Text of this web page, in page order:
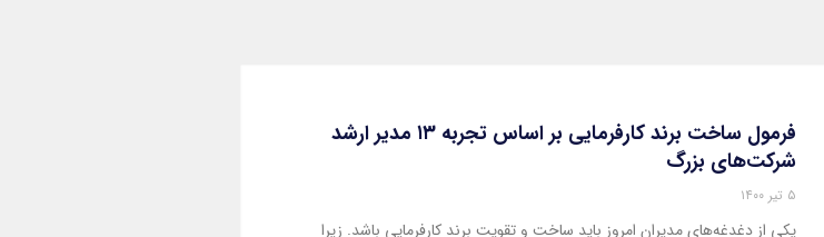
فرمول ساخت برند کارفرمایی بر اساس تجربه ۱۳ مدیر ارشد
شرکت‌های بزرگ
۵ تیر ۱۴۰۰
یکی از دغدغه‌های مدیران امروز باید ساخت و تقویت برند کارفرمایی باشد. زیرا